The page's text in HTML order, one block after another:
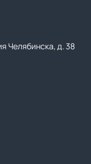
Челябинска, д. 38